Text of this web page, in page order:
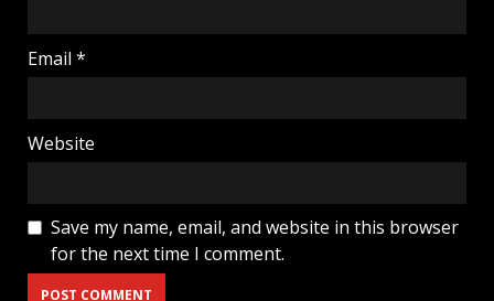
Email *
Website
Save my name, email, and website in this browser
for the next time I comment.